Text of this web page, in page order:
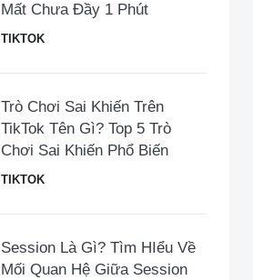
Mất Chưa Đầy 1 Phút
TIKTOK
Trò Chơi Sai Khiến Trên
TikTok Tên Gì? Top 5 Trò
Chơi Sai Khiến Phổ Biến
TIKTOK
Session Là Gì? Tìm HIểu Về
Mối Quan Hệ Giữa Session